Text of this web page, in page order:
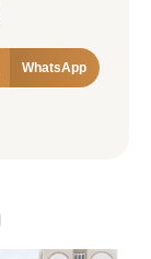
WhatsApp